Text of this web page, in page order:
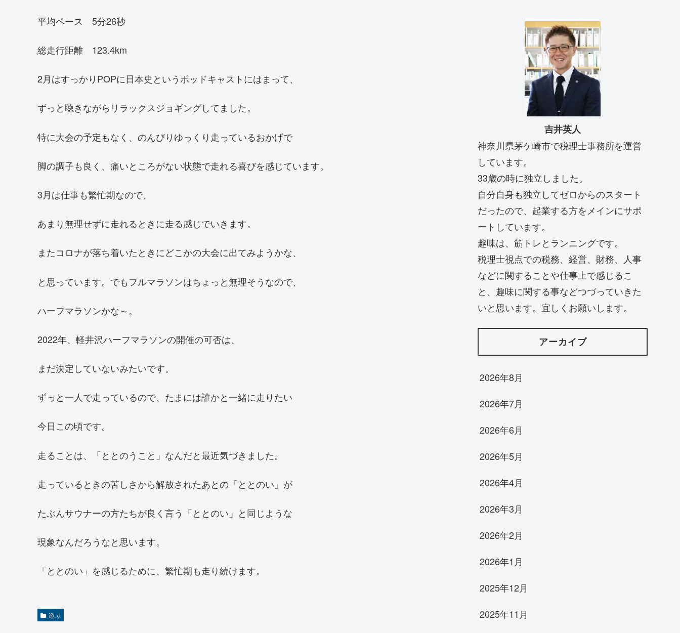
平均ペース 5分26秒
総走行距離 123.4km
2月はすっかりPOPに日本史というポッドキャストにはまって、
ずっと聴きながらリラックスジョギングしてました。
特に大会の予定もなく、のんびりゆっくり走っているおかげで
脚の調子も良く、痛いところがない状態で走れる喜びを感じています。
3月は仕事も繁忙期なので、
あまり無理せずに走れるときに走る感じでいきます。
またコロナが落ち着いたときにどこかの大会に出てみようかな、
と思っています。でもフルマラソンはちょっと無理そうなので、
ハーフマラソンかな～。
2022年、軽井沢ハーフマラソンの開催の可否は、
まだ決定していないみたいです。
ずっと一人で走っているので、たまには誰かと一緒に走りたい
今日この頃です。
走ることは、「ととのうこと」なんだと最近気づきました。
走っているときの苦しさから解放されたあとの「ととのい」が
たぶんサウナーの方たちが良く言う「ととのい」と同じような
現象なんだろうなと思います。
「ととのい」を感じるために、繁忙期も走り続けます。
遊ぶ
吉井英人
神奈川県茅ケ崎市で税理士事務所を運営
しています。
33歳の時に独立しました。
自分自身も独立してゼロからのスタート
だったので、起業する方をメインにサポ
ートしています。
趣味は、筋トレとランニングです。
税理士視点での税務、経営、財務、人事
などに関することや仕事上で感じるこ
と、趣味に関する事などつづっていきた
いと思います。宜しくお願いします。
アーカイブ
2026年8月
2026年7月
2026年6月
2026年5月
2026年4月
2026年3月
2026年2月
2026年1月
2025年12月
2025年11月